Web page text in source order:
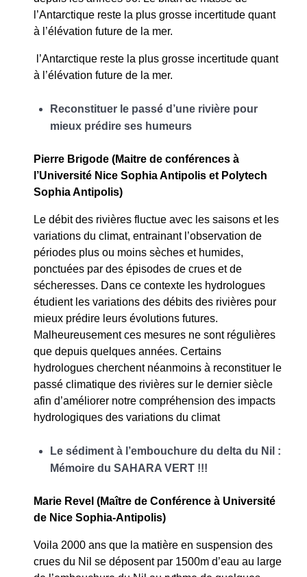
l’Antarctique reste la plus grosse incertitude quant
à l’élévation future de la mer.
l’Antarctique reste la plus grosse incertitude quant
à l’élévation future de la mer.
Reconstituer le passé d’une rivière pour
mieux prédire ses humeurs
Pierre Brigode (Maitre de conférences à
l’Université Nice Sophia Antipolis et Polytech
Sophia Antipolis)
Le débit des rivières fluctue avec les saisons et les
variations du climat, entrainant l’observation de
périodes plus ou moins sèches et humides,
ponctuées par des épisodes de crues et de
sécheresses. Dans ce contexte les hydrologues
étudient les variations des débits des rivières pour
mieux prédire leurs évolutions futures.
Malheureusement ces mesures ne sont régulières
que depuis quelques années. Certains
hydrologues cherchent néanmoins à reconstituer le
passé climatique des rivières sur le dernier siècle
afin d’améliorer notre compréhension des impacts
hydrologiques des variations du climat
Le sédiment à l’embouchure du delta du Nil :
Mémoire du SAHARA VERT !!!
Marie Revel (Maître de Conférence à Université
de Nice Sophia-Antipolis)
Voila 2000 ans que la matière en suspension des
crues du Nil se déposent par 1500m d’eau au large